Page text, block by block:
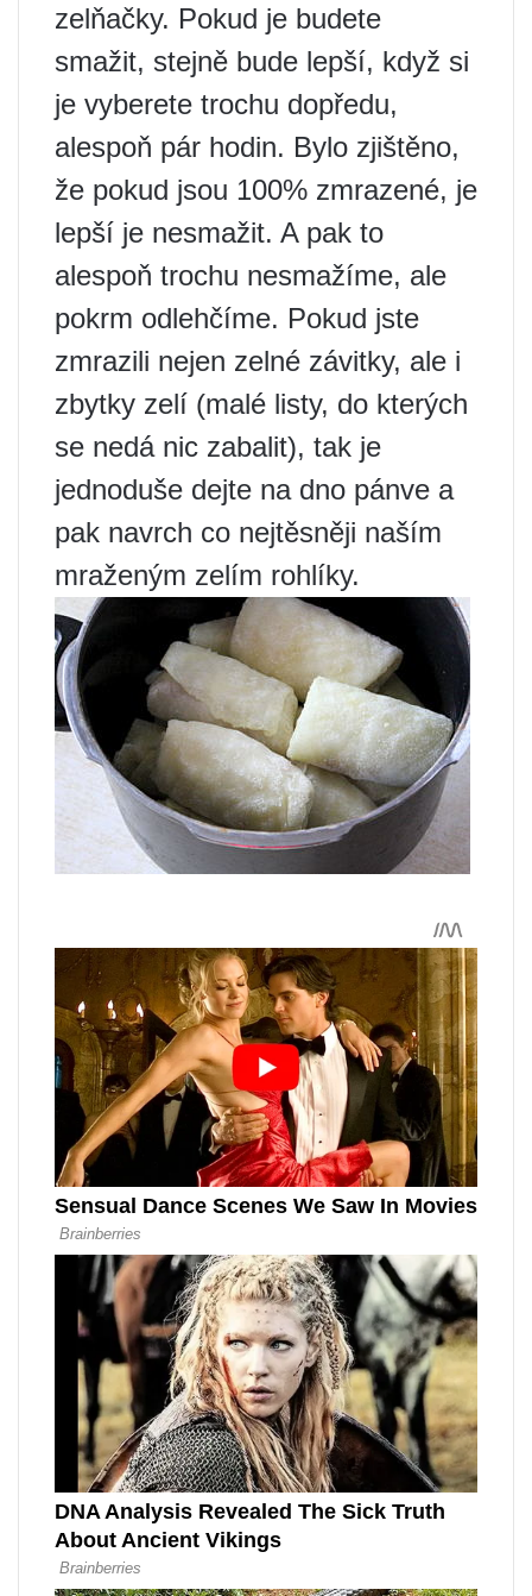
zelňačky. Pokud je budete
smažit, stejně bude lepší, když si
je vyberete trochu dopředu,
alespoň pár hodin. Bylo zjištěno,
že pokud jsou 100% zmrazené, je
lepší je nesmažit. A pak to
alespoň trochu nesmažíme, ale
pokrm odlehčíme. Pokud jste
zmrazili nejen zelné závitky, ale i
zbytky zelí (malé listy, do kterých
se nedá nic zabalit), tak je
jednoduše dejte na dno pánve a
pak navrch co nejtěsněji naším
mraženým zelím rohlíky.